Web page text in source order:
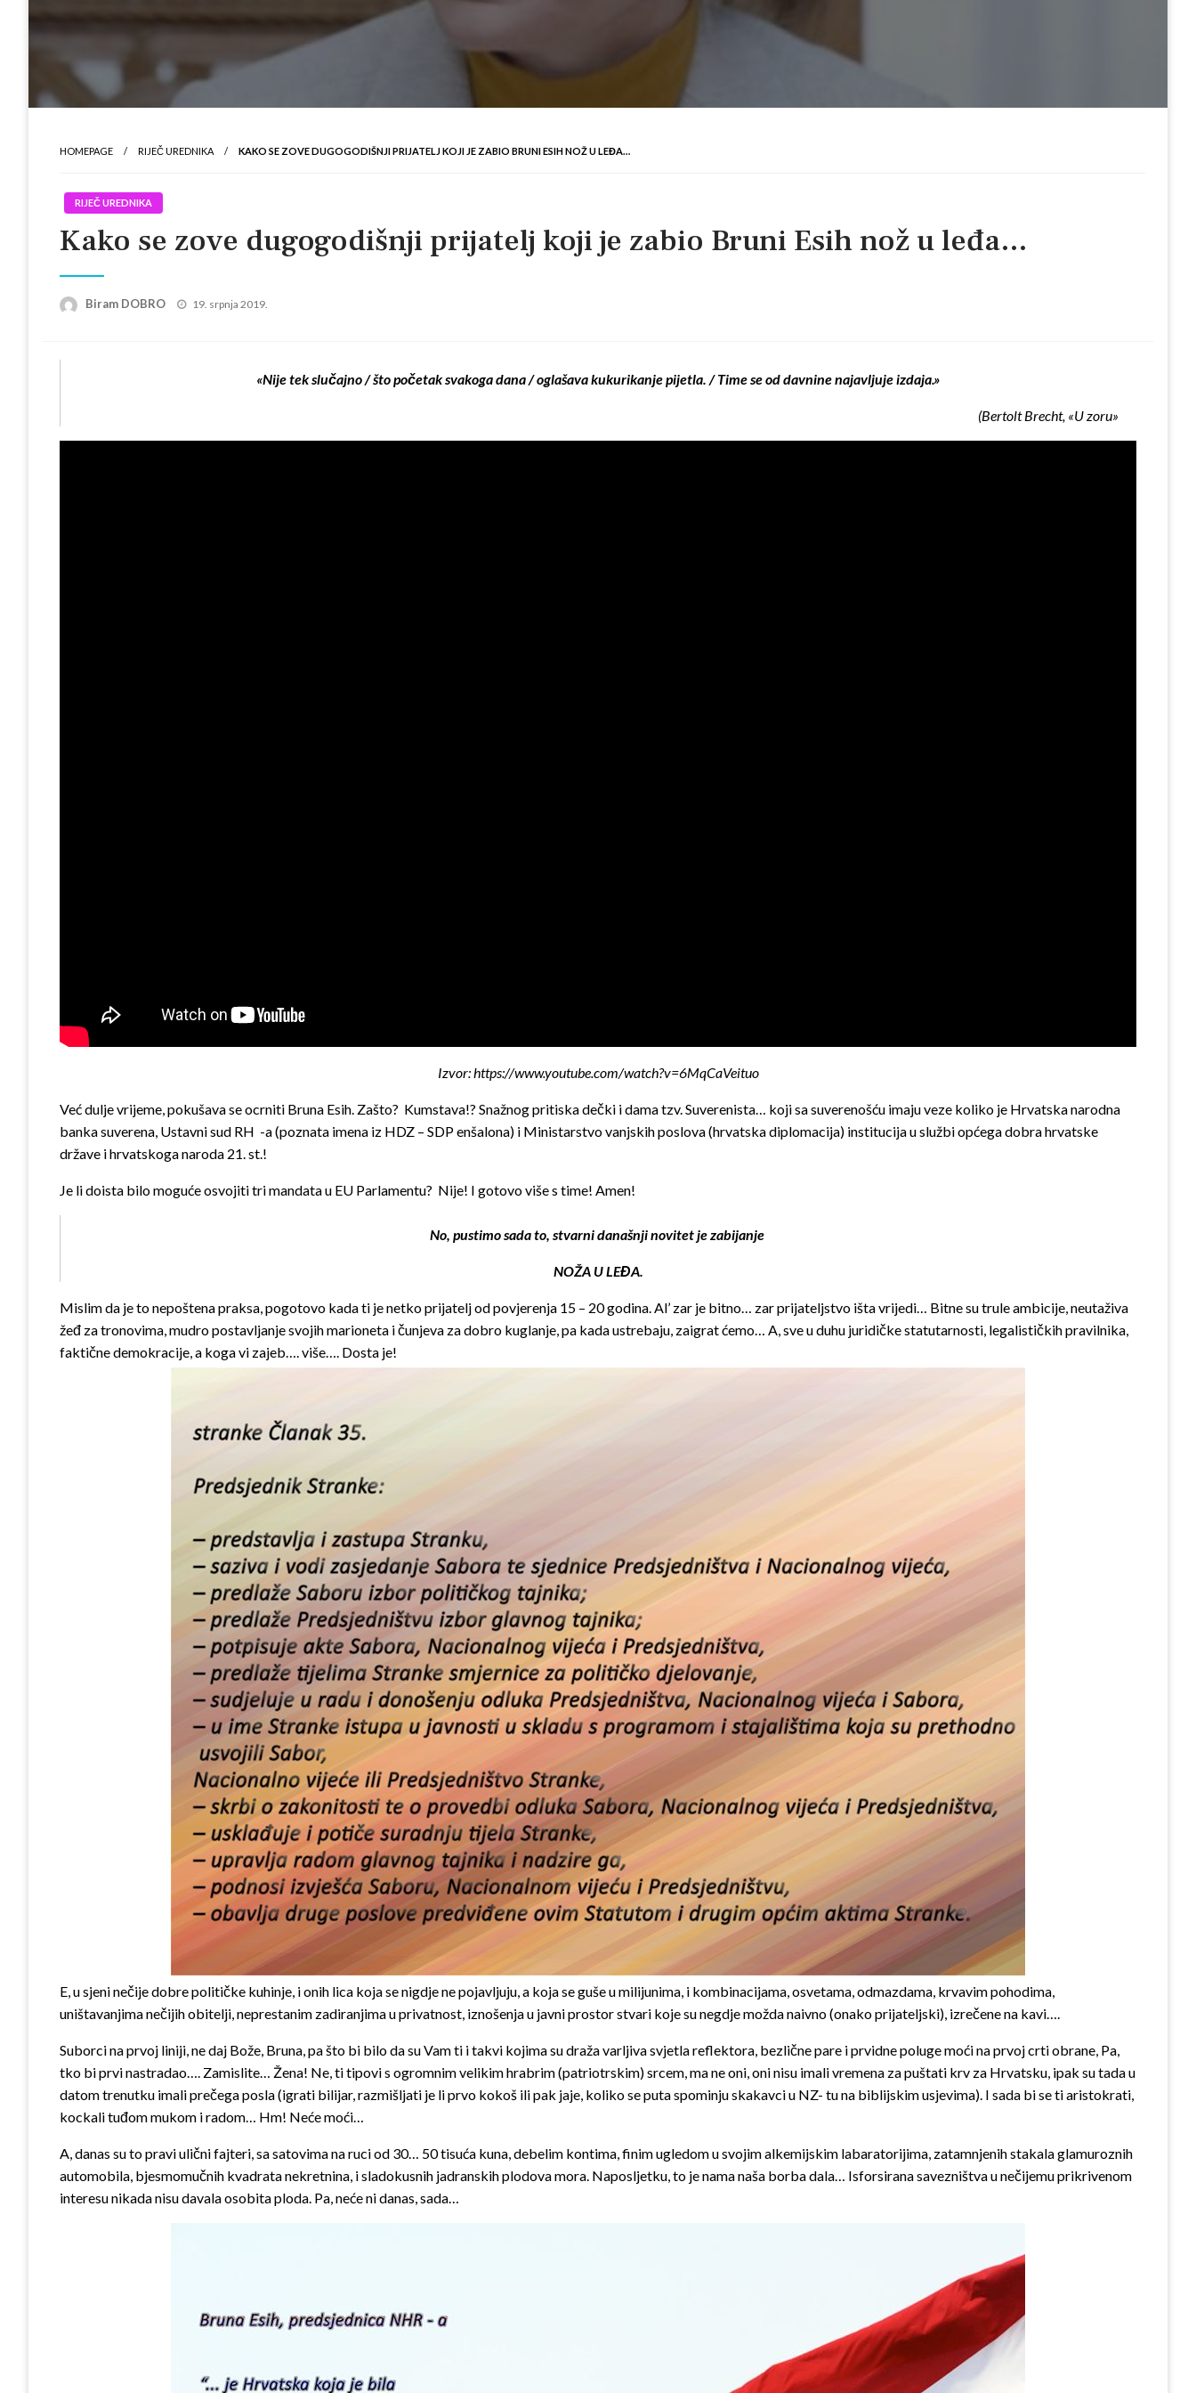
HOMEPAGE RIJEČ UREDNIKA KAKO SE ZOVE DUGOGODIŠNJI PRIJATELJ KOJI JE ZABIO BRUNI ESIH NOŽ U LEĐA…
RIJEČ UREDNIKA
Kako se zove dugogodišnji prijatelj koji je zabio Bruni Esih nož u leđa…
Biram DOBRO
Posted
19. srpnja 2019.
«Nije tek slučajno /što početak svakoga dana /oglašava kukurikanje pijetla. /Time se od davnine najavljujeizdaja.»
(Bertolt Brecht, «U zoru»
Izvor: https://www.youtube.com/watch?v=6MqCaVeituo
Već dulje vrijeme, pokušava se ocrniti Bruna Esih. Zašto? Kumstava!? Snažnog pritiska dečki i dama tzv. Suverenista… koji sa suverenošću imaju veze koliko je Hrvatska narodna
banka suverena, Ustavni sud RH -a (poznata imena iz HDZ – SDP enšalona) i Ministarstvo vanjskih poslova (hrvatska diplomacija) institucija u službi općega dobra hrvatske
države i hrvatskoga naroda 21. st.!
Je li doista bilo moguće osvojiti tri mandata u EU Parlamentu? Nije! I gotovo više s time! Amen!
No, pustimo sada to, stvarni današnji novitet je zabijanje
NOŽA U LEĐA.
Mislim da je to nepoštena praksa, pogotovo kada ti je netko prijatelj od povjerenja 15 – 20 godina. Al’ zar je bitno… zar prijateljstvo išta vrijedi… Bitne su trule ambicije, neutaživa
žeđ za tronovima, mudro postavljanje svojih marioneta i čunjeva za dobro kuglanje, pa kada ustrebaju, zaigrat ćemo… A, sve u duhu juridičke statutarnosti, legalističkih pravilnika,
faktične demokracije, a koga vi zajeb…. više…. Dosta je!
E, u sjeni nečije dobre političke kuhinje, i onih lica koja se nigdje ne pojavljuju, a koja se guše u milijunima, i kombinacijama, osvetama, odmazdama, krvavim pohodima,
uništavanjima nečijih obitelji, neprestanim zadiranjima u privatnost, iznošenja u javni prostor stvari koje su negdje možda naivno (onako prijateljski), izrečene na kavi….
Suborci na prvoj liniji, ne daj Bože, Bruna, pa što bi bilo da suVamti i takvi kojima su draža varljiva svjetla reflektora, bezlične pare i prvidne poluge moći na prvoj crti obrane, Pa,
tko bi prvi nastradao…. Zamislite… Žena! Ne, ti tipovi s ogromnim velikim hrabrim (patriotrskim) srcem, ma ne oni, oni nisu imali vremena za puštati krv za Hrvatsku, ipak su tada u
datom trenutku imali prečega posla (igrati bilijar, razmišljati je li prvo kokoš ili pak jaje, koliko se puta spominju skakavci u NZ- tu na biblijskim usjevima). I sada bi se ti aristokrati,
kockali tuđom mukom i radom… Hm! Neće moći…
A, danas su to pravi ulični fajteri, sa satovima na ruci od 30… 50 tisuća kuna, debelim kontima, finim ugledom u svojim alkemijskim labaratorijima, zatamnjenih stakala glamuroznih
automobila, bjesmomučnih kvadrata nekretnina, i sladokusnih jadranskih plodova mora. Naposljetku, to je nama naša borba dala… Isforsirana savezništva u nečijemu prikrivenom
interesu nikada nisu davala osobita ploda. Pa, neće ni danas, sada…